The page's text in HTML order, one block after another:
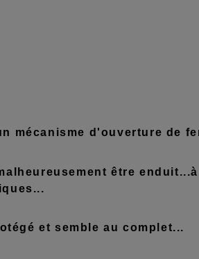
mécanisme d'ouverture de
être
et semble au complet...